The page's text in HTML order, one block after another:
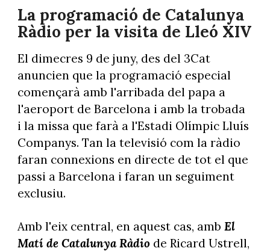
La programació de Catalunya
Ràdio per la visita de Lleó XIV
El dimecres 9 de juny, des del 3Cat
anuncien que la programació especial
començarà amb l'arribada del papa a
l'aeroport de Barcelona i amb la trobada
i la missa que farà a l'Estadi Olímpic Lluís
Companys. Tan la televisió com la ràdio
faran connexions en directe de tot el que
passi a Barcelona i faran un seguiment
exclusiu.
Amb l'eix central, en aquest cas, amb El
Matí de Catalunya Ràdiode Ricard Ustrell,